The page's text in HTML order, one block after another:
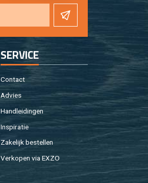
SER­VI­CE
Con­tact
Ad­vies
Hand­lei­din­gen
In­spi­ra­tie
Za­ke­lijk be­stel­len
Ver­ko­pen via EXZO